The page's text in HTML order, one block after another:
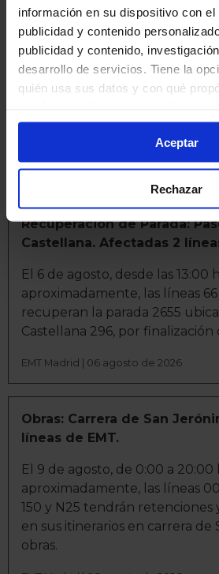
información en su dispositivo con el
publicidad y contenido
publicidad y contenido,
desarrollo de servicios. Tiene la
quién usa sus datos y con qué
momento desde la Declaración de
el Menú de consentimiento.
Si lo permite, también quisiéramos:
Recopilar información sobre
geográfica que puede tener
metros
para buscar características
digitales)
Obtenga más información sobre
datos personales y establezca sus
sección de datos. Puede cambiar o
de cookies.
La publicidad digital personalizada,
similares (como, por ejemplo, la
identificadores de cookies o
permite financiar nuestra actividad
esta página web sin coste para
Pulsando el botón
Aceptar
Rechazar
Recuperación de Parada:
Castellana. Afectadas 2
El 7 de agosto, desde las 13:00
aproximadamente, las líneas 66
Castellana 284, por finalización
EMT Madrid | 06 agosto de 2026
Recuperación de Parada:
Castellana. Afectadas 2
El 6 de agosto, desde las 13:00
aproximadamente, las líneas
recuperan la parada 2655
Castellana 296, por finalización
EMT Madrid | 06 agosto de 2026
Obras: Carrera de San
líneas de EMT.
El 9 de agosto, de 0:00 a 20:00
aproximadamente, las líneas
150 y N25 tendrán retenciones
en sus itinerarios en carrera de
obras.